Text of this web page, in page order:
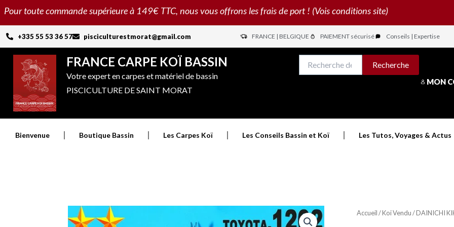
Aller
contenu
Pour toute commande supérieure à 149€ TTC, nous vous offrons les frais de port ! (Vois conditions site)
+335 55 53 36 57 pisciculturestmorat@gmail.com FRANCE | BELGIQUE PAIEMENT sécurisé Conseils | Expertise
FRANCE CARPE KOÏ BASSIN
Votre expert en carpes et matériel de bassin
PISCICULTURE DE SAINT MORAT
pour :
Recherche
MON
Bienvenue Boutique Bassin Les Carpes Koï Les Conseils Bassin et Koï Les Tutos, Voyages & Actus
Accueil/Koi Vendu/ DAINICHI